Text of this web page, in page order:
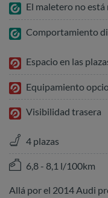
El maletero no
Comportamiento
Espacio en las
Equipamiento
Visibilidad trasera
4 plazas
6,8 - 8,1 l/100km
Allá por el 2014 Audi